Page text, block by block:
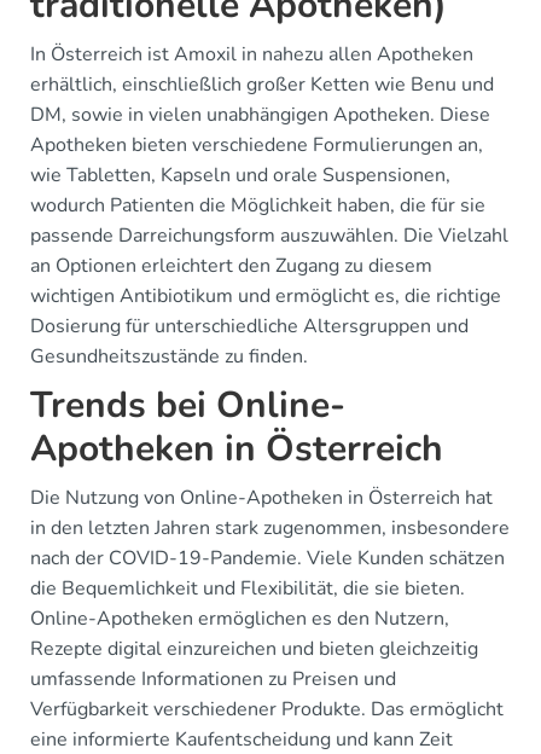
In Österreich ist Amoxil in nahezu allen Apotheken
erhältlich, einschließlich großer Ketten wie Benu und
DM, sowie in vielen unabhängigen Apotheken. Diese
Apotheken bieten verschiedene Formulierungen an,
wie Tabletten, Kapseln und orale Suspensionen,
wodurch Patienten die Möglichkeit haben, die für sie
passende Darreichungsform auszuwählen. Die Vielzahl
an Optionen erleichtert den Zugang zu diesem
wichtigen Antibiotikum und ermöglicht es, die richtige
Dosierung für unterschiedliche Altersgruppen und
Gesundheitszustände zu finden.
Trends bei Online-
Apotheken in Österreich
Die Nutzung von Online-Apotheken in Österreich hat
in den letzten Jahren stark zugenommen, insbesondere
nach der COVID-19-Pandemie. Viele Kunden schätzen
die Bequemlichkeit und Flexibilität, die sie bieten.
Online-Apotheken ermöglichen es den Nutzern,
Rezepte digital einzureichen und bieten gleichzeitig
umfassende Informationen zu Preisen und
Verfügbarkeit verschiedener Produkte. Das ermöglicht
eine informierte Kaufentscheidung und kann Zeit